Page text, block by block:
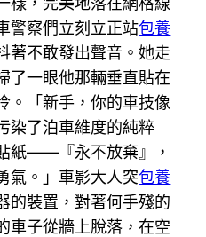
警察們立刻立正站包養
著不敢發出聲音。她走
了一眼他那輛垂直貼在
。「新手，你的車技像
染了泊車維度的純粹
紙——『永不放棄』，
氣。」車影大人突包養
的裝置，對著何手殘的
車子從牆上脫落，在空